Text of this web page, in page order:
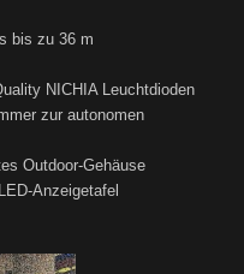
bis zu 36 m
NICHIA Leuchtdioden
zur autonomen
Outdoor-Gehäuse
Anzeigetafel